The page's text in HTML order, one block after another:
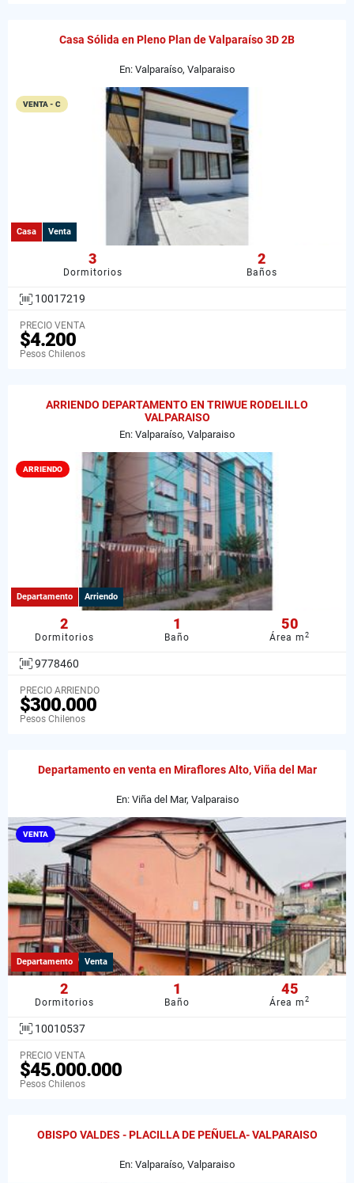
Casa Sólida en Pleno Plan de Valparaíso 3D 2B
En: Valparaíso, Valparaiso
VENTA - C
Casa Venta
3
Dormitorios
2
Baños
10017219
PRECIO VENTA
$4.200
Pesos Chilenos
ARRIENDO DEPARTAMENTO EN TRIWUE RODELILLO
VALPARAISO
En: Valparaíso, Valparaiso
ARRIENDO
Departamento Arriendo
2
Dormitorios
1
Baño
50
Área m2
9778460
PRECIO ARRIENDO
$300.000
Pesos Chilenos
Departamento en venta en Miraflores Alto, Viña del Mar
En: Viña del Mar, Valparaiso
VENTA
Departamento Venta
2
Dormitorios
1
Baño
45
Área m2
10010537
PRECIO VENTA
$45.000.000
Pesos Chilenos
OBISPO VALDES - PLACILLA DE PEÑUELA- VALPARAISO
En: Valparaíso, Valparaiso